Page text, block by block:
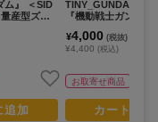
ム』 ＜SID
産型ズゴ
追加
TINY_GUNDAM
『機動戦士ガンダム
E FREEDOM
EWAL
¥4,000 (税抜)
¥4,400 (税込)
お取寄せ商品
カートに